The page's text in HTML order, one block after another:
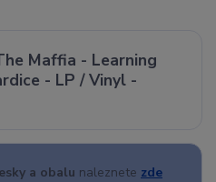
Maffia - Learning
- LP / Vinyl -
a obalu naleznete zde